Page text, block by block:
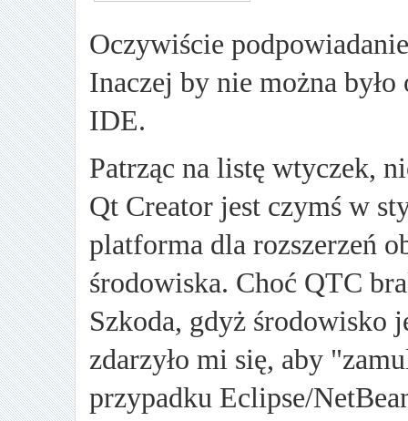
Oczywiście
Inaczej by nie można
IDE.
Patrząc na listę wtyczek,
Qt Creator jest czymś w
platforma dla rozszerzeń
środowiska. Choć QTC
Szkoda, gdyż środowisko
zdarzyło mi się, aby
przypadku Eclipse/